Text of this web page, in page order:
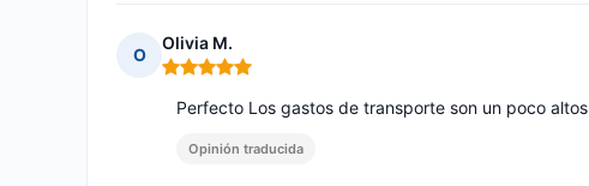
O
Olivia M.
Nota: 5 de 5
Perfecto Los gastos de transporte son un poco altos
Opinión traducida